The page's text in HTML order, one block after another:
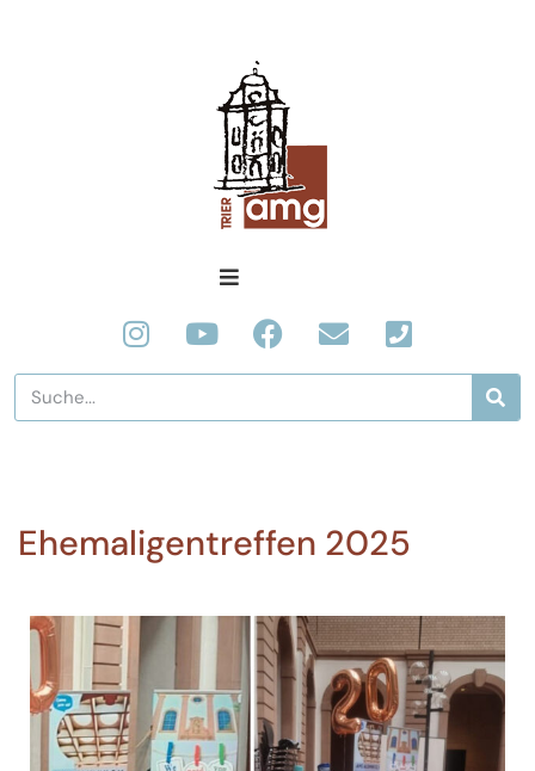
Ehemaligentreffen 2025